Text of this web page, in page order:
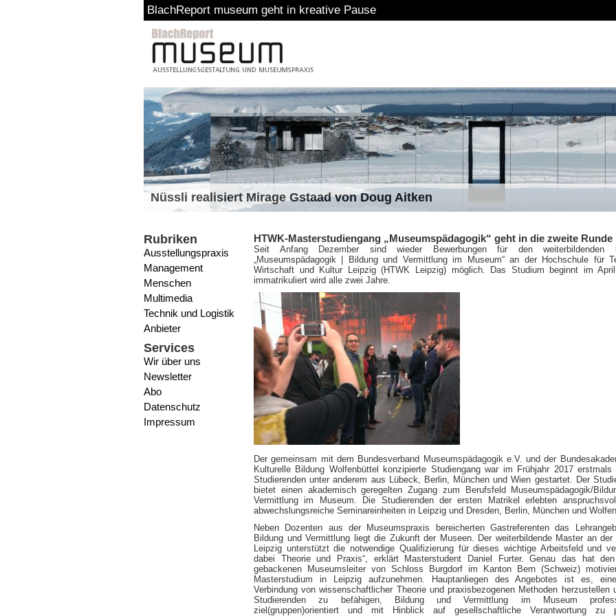
BlachReport museum geht in kreative Pause
Nüssli realisiert Mirage Gstaad von Doug Aitken
Rubriken
Ausstellungspraxis
Management
Menschen
Multimedia
Technik und Logistik
Anbieter
Services
Wir über uns
Newsletter
Abo
Datenschutz
Impressum
HTWK-Masterstudiengang „Museumspädagogik“ geht in die zweite Runde
Seit Anfang Dezember sind wieder Bewerbungen für den weiterbildenden
„Museumspädagogik | Bildung und Vermittlung im Museum“ an der Hochschule für
Wirtschaft und Kultur Leipzig (HTWK Leipzig) möglich. Das Studium beginnt im
immatrikuliert wird alle zwei Jahre.
Der gemeinsam mit dem Bundesverband Museumspädagogik e.V. und der
Kulturelle Bildung Wolfenbüttel konzipierte Studiengang war im Frühjahr 2017
Studierenden unter anderem aus Lübeck, Berlin, München und Wien gestartet. Der
bietet einen akademisch geregelten Zugang zum Berufsfeld Museumspädagogik/
Vermittlung im Museum. Die Studierenden der ersten Matrikel erlebten
abwechslungsreiche Seminareinheiten in Leipzig und Dresden, Berlin, München und
Neben Dozenten aus der Museumspraxis bereicherten Gastreferenten das
Bildung und Vermittlung liegt die Zukunft der Museen. Der weiterbildende Master an der
Leipzig unterstützt die notwendige Qualifizierung für dieses wichtige Arbeitsfeld und
dabei Theorie und Praxis“, erklärt Masterstudent Daniel Furter. Genau das hat
gebackenen Museumsleiter von Schloss Burgdorf im Kanton Bern (Schweiz)
Masterstudium in Leipzig aufzunehmen. Hauptanliegen des Angebotes ist es,
Verbindung von wissenschaftlicher Theorie und praxisbezogenen Methoden herzustellen
Studierenden zu befähigen, Bildung und Vermittlung im Museum
ziel(gruppen)orientiert und mit Hinblick auf gesellschaftliche Verantwortung zu